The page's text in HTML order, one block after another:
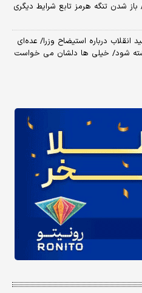
شدن تنگه هرمز تابع شرایط دیگری
انقلاب درباره استیضاح وزرا/ عده‌ای
شود/ خیلی ها دلشان می خواست